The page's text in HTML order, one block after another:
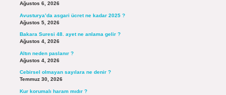
Ağustos 6, 2026
Avusturya’da asgari ücret ne kadar 2025 ?
Ağustos 5, 2026
Bakara Suresi 48. ayet ne anlama gelir ?
Ağustos 4, 2026
Altın neden paslanır ?
Ağustos 4, 2026
Cebirsel olmayan sayılara ne denir ?
Temmuz 30, 2026
Kur korumalı haram mıdır ?